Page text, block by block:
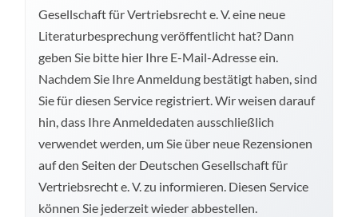
Gesellschaft für Vertriebsrecht e. V. eine neue
Literaturbesprechung veröffentlicht hat? Dann
geben Sie bitte hier Ihre E-Mail-Adresse ein.
Nachdem Sie Ihre Anmeldung bestätigt haben, sind
Sie für diesen Service registriert. Wir weisen darauf
hin, dass Ihre Anmeldedaten ausschließlich
verwendet werden, um Sie über neue Rezensionen
auf den Seiten der Deutschen Gesellschaft für
Vertriebsrecht e. V. zu informieren. Diesen Service
können Sie jederzeit wieder abbestellen.